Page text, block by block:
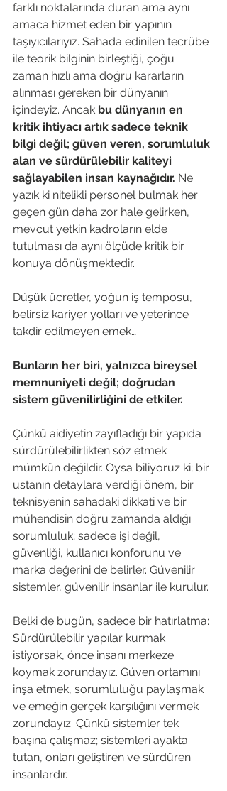
farklı noktalarında duran ama aynı
amaca hizmet eden bir yapının
taşıyıcılarıyız. Sahada edinilen tecrübe
ile teorik bilginin birleştiği, çoğu
zaman hızlı ama doğru kararların
alınması gereken bir dünyanın
içindeyiz. Ancak bu dünyanın en
kritik ihtiyacı artık sadece teknik
bilgi değil; güven veren, sorumluluk
alan ve sürdürülebilir kaliteyi
sağlayabilen insan kaynağıdır. Ne
yazık ki nitelikli personel bulmak her
geçen gün daha zor hale gelirken,
mevcut yetkin kadroların elde
tutulması da aynı ölçüde kritik bir
konuya dönüşmektedir.
Düşük ücretler, yoğun iş temposu,
belirsiz kariyer yolları ve yeterince
takdir edilmeyen emek…
Bunların her biri, yalnızca bireysel
memnuniyeti değil; doğrudan
sistem güvenilirliğini de etkiler.
Çünkü aidiyetin zayıfladığı bir yapıda
sürdürülebilirlikten söz etmek
mümkün değildir. Oysa biliyoruz ki; bir
ustanın detaylara verdiği önem, bir
teknisyenin sahadaki dikkati ve bir
mühendisin doğru zamanda aldığı
sorumluluk; sadece işi değil,
güvenliği, kullanıcı konforunu ve
marka değerini de belirler. Güvenilir
sistemler, güvenilir insanlar ile kurulur.
Belki de bugün, sadece bir hatırlatma:
Sürdürülebilir yapılar kurmak
istiyorsak, önce insanı merkeze
koymak zorundayız. Güven ortamını
inşa etmek, sorumluluğu paylaşmak
ve emeğin gerçek karşılığını vermek
zorundayız. Çünkü sistemler tek
başına çalışmaz; sistemleri ayakta
tutan, onları geliştiren ve sürdüren
insanlardır.